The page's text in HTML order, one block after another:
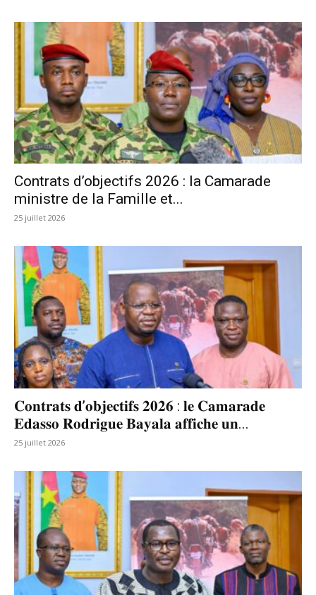
Contrats d’objectifs 2026 : la Camarade
ministre de la Famille et...
25 juillet 2026
𝐂𝐨𝐧𝐭𝐫𝐚𝐭𝐬 𝐝’𝐨𝐛𝐣𝐞𝐜𝐭𝐢𝐟𝐬 𝟐𝟎𝟐𝟔 : 𝐥𝐞 𝐂𝐚𝐦𝐚𝐫𝐚𝐝𝐞
𝐄𝐝𝐚𝐬𝐬𝐨 𝐑𝐨𝐝𝐫𝐢𝐠𝐮𝐞 𝐁𝐚𝐲𝐚𝐥𝐚 𝐚𝐟𝐟𝐢𝐜𝐡𝐞 𝐮𝐧...
25 juillet 2026